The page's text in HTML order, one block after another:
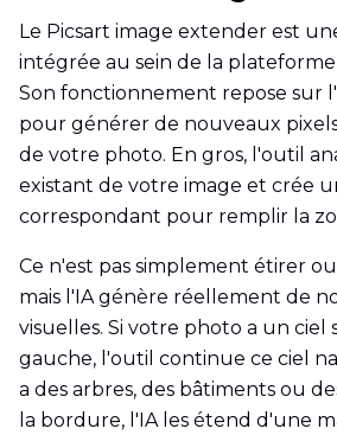
Le Picsart image extender est
intégrée au sein de la
Son fonctionnement repose sur
pour générer de nouveaux
de votre photo. En gros, l'outil
existant de votre image et crée
correspondant pour remplir la
Ce n'est pas simplement étirer
mais l'IA génère réellement de
visuelles. Si votre photo a un ciel
gauche, l'outil continue ce ciel
a des arbres, des bâtiments ou
la bordure, l'IA les étend d'une